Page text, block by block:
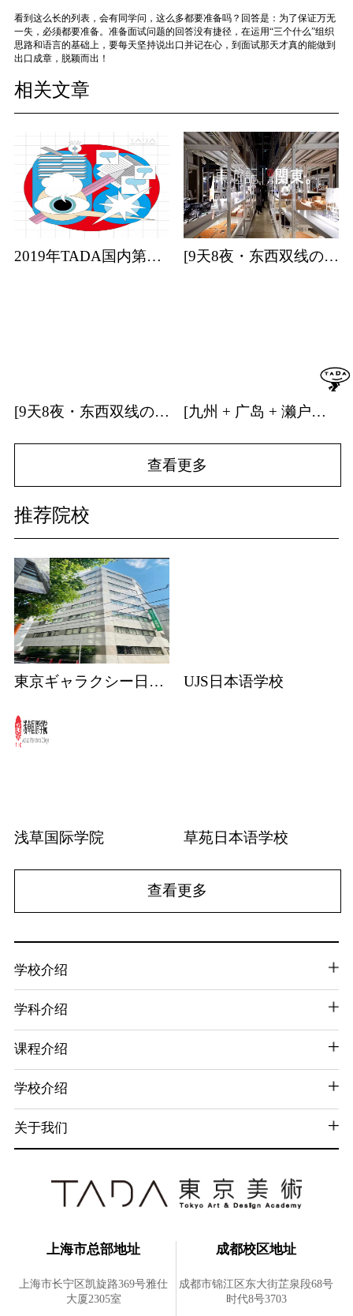
看到这么长的列表，会有同学问，这么多都要准备吗？回答是：为了保证万无
一失，必须都要准备。准备面试问题的回答没有捷径，在运用“三个什么”组织
思路和语言的基础上，要每天坚持说出口并记在心，到面试那天才真的能做到
出口成章，脱颖而出！
相关文章
2019年TADA国内第一站日本艺术专业考学分享会 [9天8夜・东西双线の关东] | 日本建筑・特展・温泉・森林游学招募中！
[9天8夜・东西双线の关西] | 日本建筑・温泉游学招募中！ [九州 + 广岛 + 濑户内海] | 9天8夜温泉游学团招募中！
查看更多
推荐院校
東京ギャラクシー日本語学校 UJS日本语学校
浅草国际学院 草苑日本语学校
查看更多
学校介绍
学科介绍
课程介绍
学校介绍
关于我们
上海市总部地址
上海市长宁区凯旋路369号雅仕
大厦2305室
成都校区地址
成都市锦江区东大街芷泉段68号
时代8号3703